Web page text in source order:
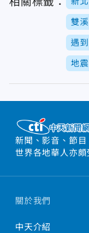
雙溪
遇
地
新聞、影音、節
世界各地華人亦
關於我們
中天介紹